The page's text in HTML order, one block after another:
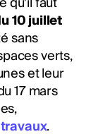
10 juillet
sans
verts,
et leur
17 mars
travaux.